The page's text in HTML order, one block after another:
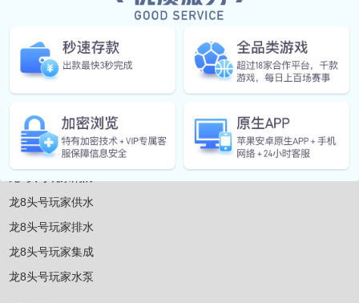
地址: 上海市松江区石湖荡镇唐明路600
温州市永嘉瓯北张堡北路2号
产品中心
龙8头号玩家供水
龙8头号玩家排水
龙8头号玩家集成
龙8头号玩家水泵